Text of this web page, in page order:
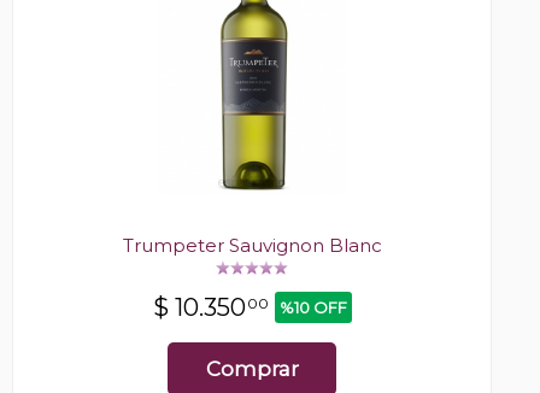
Trumpeter Sauvignon Blanc
$ 10.35000 %10 OFF
Comprar